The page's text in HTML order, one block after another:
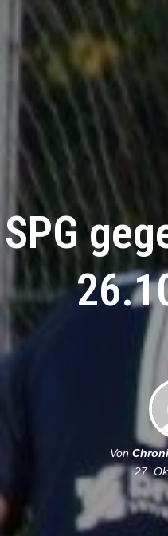
SPG
Von
27.